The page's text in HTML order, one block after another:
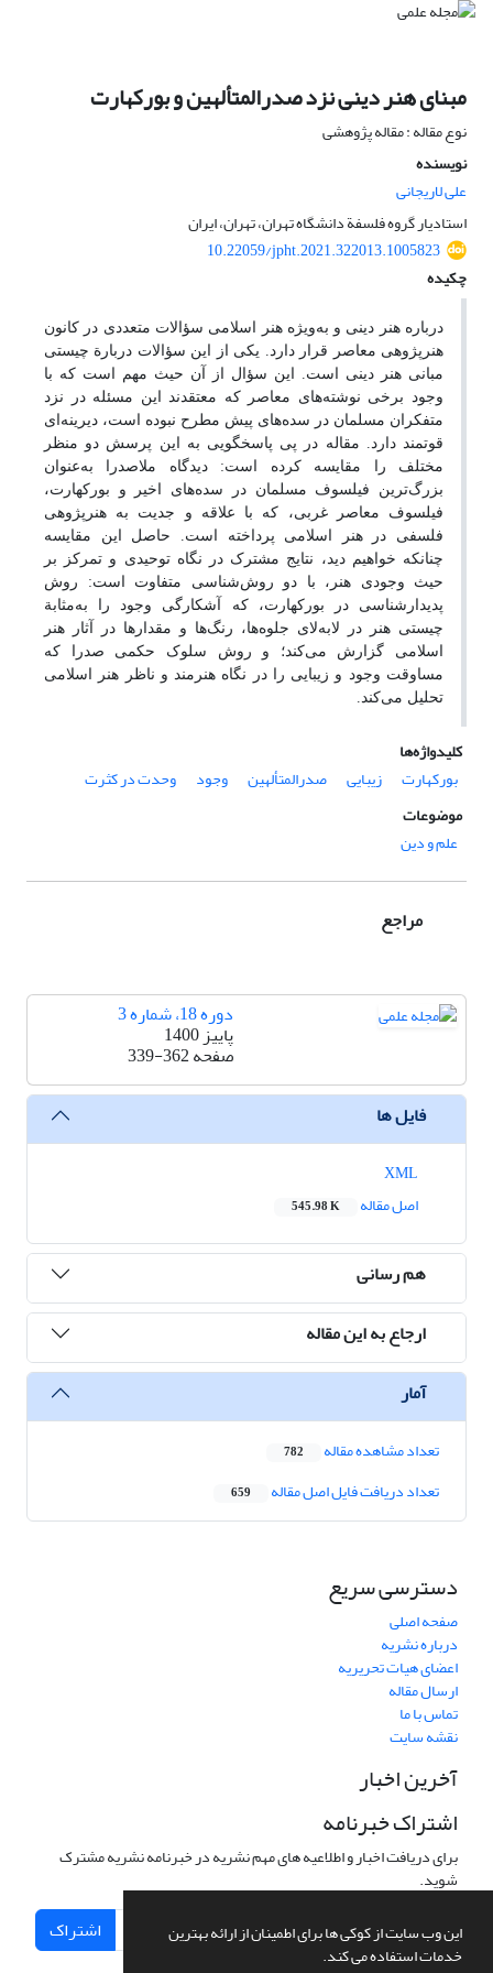
این وب سایت از کوکی ها برای اطمینان از ارائه بهترین
خدمات استفاده می کند.
مبنای هنر دینی نزد صدرالمتألهین و بورکهارت
نوع مقاله : مقاله پژوهشی
نویسنده
علی لاریجانی
استادیار گروه فلسفة دانشگاه تهران، تهران، ایران
10.22059/jpht.2021.322013.1005823
چکیده
درباره هنر دینی و به‌ویژه هنر اسلامی سؤالات متعددی در کانون
هنرپژوهی معاصر قرار دارد. یکی از این سؤالات دربارة چیستی
مبانی هنر دینی است. این سؤال از آن حیث مهم است که با
وجود برخی نوشته‌های معاصر که معتقدند این مسئله در نزد
متفکران مسلمان در سده‌های پیش مطرح نبوده است، دیرینه‌ای
قوتمند دارد. مقاله در پی پاسخگویی به این پرسش دو منظر
مختلف را مقایسه کرده است: دیدگاه ملاصدرا به‌عنوان
بزرگ‌ترین فیلسوف مسلمان در سده‌های اخیر و بورکهارت،
فیلسوف معاصر غربی، که با علاقه و جدیت به هنرپژوهی
فلسفی در هنر اسلامی پرداخته است. حاصل این مقایسه
چنانکه خواهیم دید، نتایج مشترک در نگاه توحیدی و تمرکز بر
حیث وجودی هنر، با دو روش‌شناسی متفاوت است: روش
پدیدارشناسی در بورکهارت، که آشکارگی وجود را به‌مثابة
چیستی هنر در لابه‌لای جلوه‌ها، رنگ‌ها و مقدارها در آثار هنر
اسلامی گزارش می‌کند؛ و روش سلوک حکمی صدرا که
مساوقت وجود و زیبایی را در نگاه هنرمند و ناظر هنر اسلامی
تحلیل می‌کند.
کلیدواژه‌ها
بورکهارت
زیبایی صدرالمتألهین وجود
وحدت در کثرت
موضوعات
علم و دین
مراجع
دوره 18، شماره 3
پاییز 1400
صفحه339-362
فایل ها
اصل مقاله
545.98 K
هم رسانی
ارجاع به این مقاله
آمار
تعداد مشاهده مقاله 782
تعداد دریافت فایل اصل مقاله 659
دسترسی سریع
صفحه اصلی
درباره نشریه
اعضای هیات تحریریه
ارسال مقاله
تماس با ما
نقشه سایت
آخرین اخبار
اشتراک خبرنامه
برای دریافت اخبار و اطلاعیه های مهم نشریه در خبرنامه نشریه مشترک
شوید.
اشتراک